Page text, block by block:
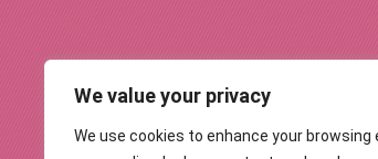
We value your privacy
We use cookies to enhance your browsing